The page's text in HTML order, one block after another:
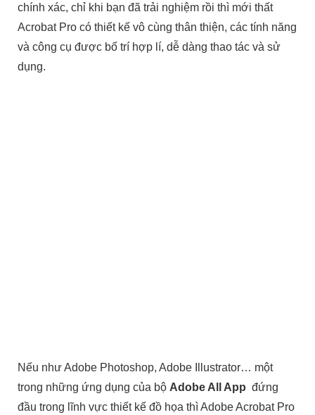
chính xác, chỉ khi bạn đã trải nghiệm rồi thì mới thất
Acrobat Pro có thiết kế vô cùng thân thiện, các tính năng
và công cụ được bố trí hợp lí, dễ dàng thao tác và sử
dụng.
Nếu như Adobe Photoshop, Adobe Illustrator… một
trong những ứng dụng của bộ Adobe All App đứng
đầu trong lĩnh vực thiết kế đồ họa thì Adobe Acrobat Pro